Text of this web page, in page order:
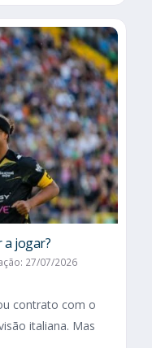
a jogar?
27/07/2026
contrato com o
italiana. Mas